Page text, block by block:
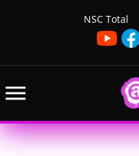
NSC Total